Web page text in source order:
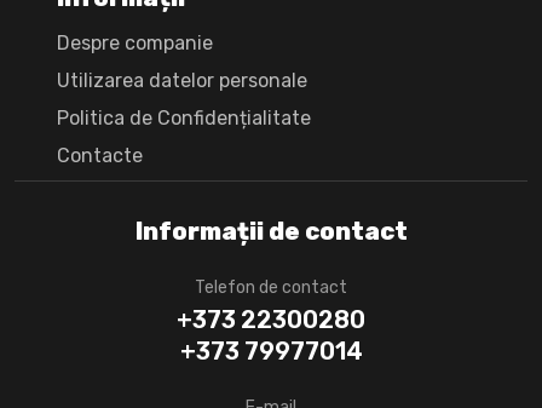
Informații de contact
Telefon de contact
+373 22300280
+373 79977014
Despre companie
Utilizarea datelor personale
Politica de Confidențialitate
Сontacte